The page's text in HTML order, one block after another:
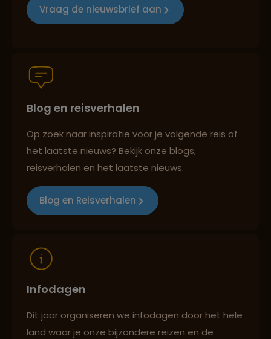
Persoonlijk en deskundig reisadvies
Best beoordeelde reisroutes
Vraag de nieuwsbrief aan
Blog en reisverhalen
Op zoek naar inspiratie voor je volgende reis of
het laatste nieuws? Bekijk onze blogs,
reisverhalen en het laatste nieuws.
Blog en Reisverhalen
Infodagen
Dit jaar organiseren we infodagen door het hele
land waar je onze bijzondere reizen en de